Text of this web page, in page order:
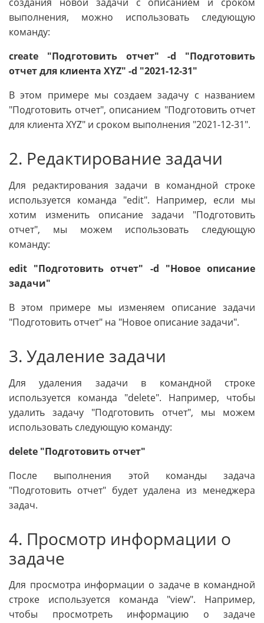
выполнения, можно использовать следующую
команду:
create "Подготовить отчет" -d "Подготовить
отчет для клиента XYZ" -d "2021-12-31"
В этом примере мы создаем задачу с названием
"Подготовить отчет", описанием "Подготовить отчет
для клиента XYZ" и сроком выполнения "2021-12-31".
2. Редактирование задачи
Для редактирования задачи в командной строке
используется команда "edit". Например, если мы
хотим изменить описание задачи "Подготовить
отчет", мы можем использовать следующую
команду:
edit "Подготовить отчет" -d "Новое описание
задачи"
В этом примере мы изменяем описание задачи
"Подготовить отчет" на "Новое описание задачи".
3. Удаление задачи
Для удаления задачи в командной строке
используется команда "delete". Например, чтобы
удалить задачу "Подготовить отчет", мы можем
использовать следующую команду:
delete "Подготовить отчет"
После выполнения этой команды задача
"Подготовить отчет" будет удалена из менеджера
задач.
4. Просмотр информации о
задаче
Для просмотра информации о задаче в командной
строке используется команда "view". Например,
чтобы просмотреть информацию о задаче